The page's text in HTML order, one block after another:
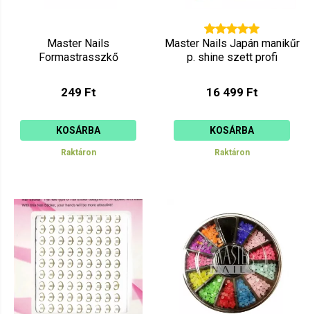
Master Nails
Formastrasszkő
249 Ft
KOSÁRBA
Raktáron
Master Nails Japán manikűr
p. shine szett profi
16 499 Ft
KOSÁRBA
Raktáron